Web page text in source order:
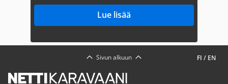
Lue lisää
FI / EN
Sivun alkuun